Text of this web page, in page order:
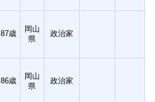
87歳
岡山
県
政治家
86歳
岡山
県
政治家